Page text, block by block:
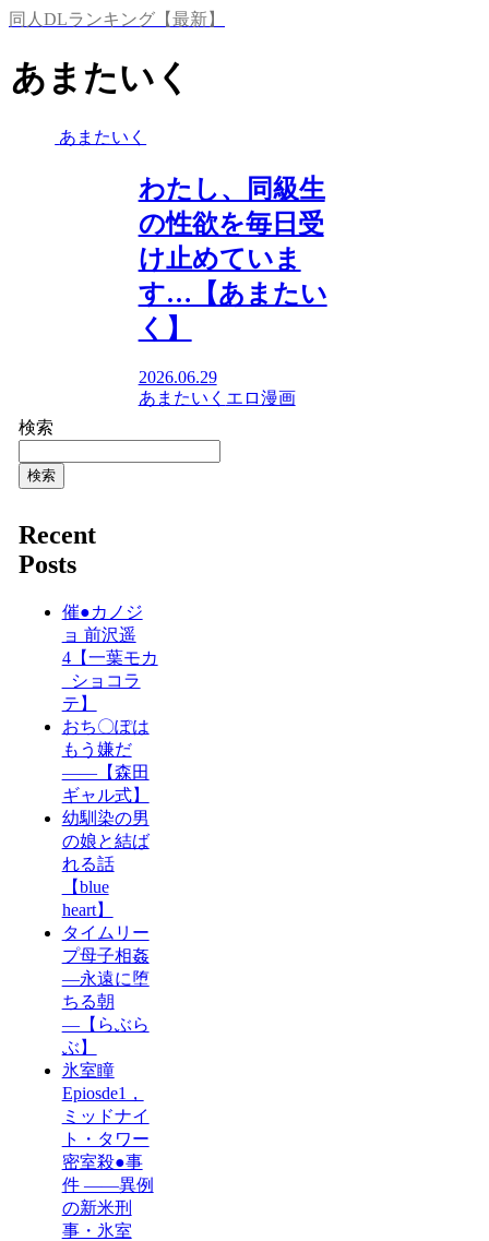
同人DLランキング【最新】
あまたいく
あまたいく
わたし、同級生
の性欲を毎日受
け止めていま
す…【あまたい
く】
2026.06.29
あまたいく エロ漫画
検索
検索
Recent
Posts
催●カノジ
ョ 前沢遥
4【一葉モカ
_ショコラ
テ】
おち〇ぽは
もう嫌だ
――【森田
ギャル式】
幼馴染の男
の娘と結ば
れる話
【blue
heart】
タイムリー
プ母子相姦
―永遠に堕
ちる朝
―【らぶら
ぶ】
氷室瞳
Epiosde1，
ミッドナイ
ト・タワー
密室殺●事
件 ――異例
の新米刑
事・氷室